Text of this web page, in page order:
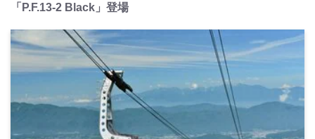
「P.F.13-2 Black」登場